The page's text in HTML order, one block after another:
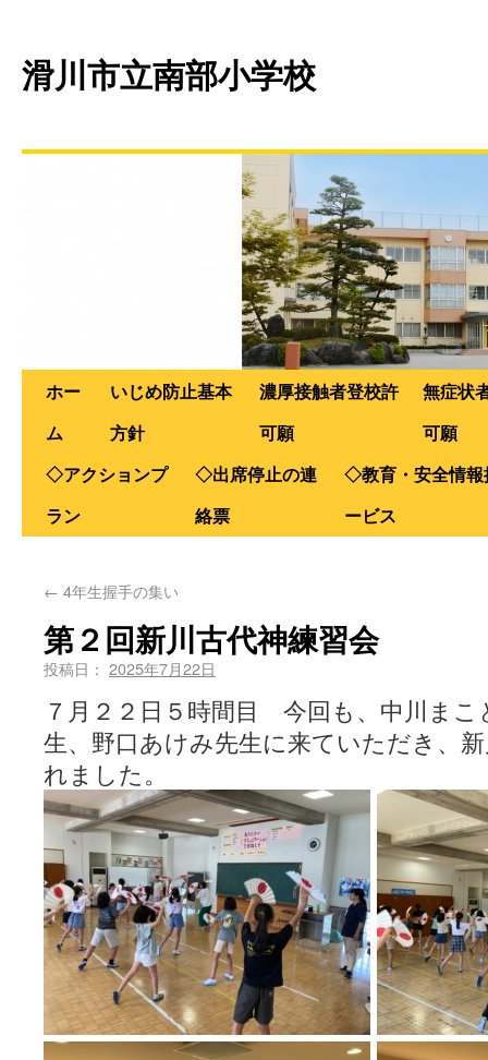
滑川市立南部小学校
ホー
ム
いじめ防止基本
方針
濃厚接触者登校許
可願
無症状
可願
◇アクションプ
ラン
◇出席停止の連
絡票
◇教育・安全情報
ービス
← 4年生握手の集い
第２回新川古代神練習会
投稿日： 2025年7月22日
７月２２日５時間目 今回も、中川まこ
生、野口あけみ先生に来ていただき、
れました。